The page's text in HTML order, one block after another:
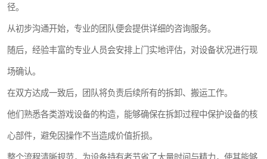
径。
从初步沟通开始，专业的团队便会提供详细的咨询服务。
随后，经验丰富的专业人员会安排上门实地评估，对设备状况进行现
场确认。
在双方达成一致后，团队将负责后续所有的拆卸、搬运工作。
他们熟悉各类游戏设备的构造，能够确保在拆卸过程中保护设备的核
心部件，避免因操作不当造成价值折损。